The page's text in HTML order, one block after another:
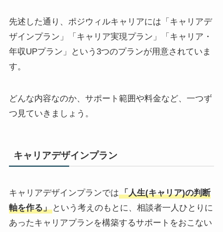
先述した通り、ポジウィルキャリアには「キャリアデ
ザインプラン」「キャリア実現プラン」「キャリア・
年収UPプラン」という3つのプランが用意されていま
す。
どんな内容なのか、サポート範囲や料金など、一つず
つ見ていきましょう。
キャリアデザインプラン
キャリアデザインプランでは「人生(キャリア)の判断
軸を作る」という考えのもとに、相談者一人ひとりに
あったキャリアプランを構築するサポートをおこない